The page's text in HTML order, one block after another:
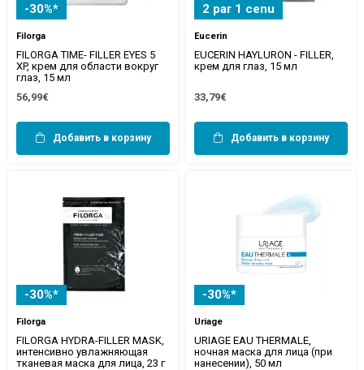
-30%*
Filorga
FILORGA TIME- FILLER EYES 5
XP, крем для области вокруг
глаз, 15 мл
56,99€
Добавить в корзину
2 par 1 cenu
Eucerin
EUCERIN HAYLURON - FILLER,
крем для глаз, 15 мл
33,79€
Добавить в корзину
-30%*
Filorga
FILORGA HYDRA-FILLER MASK,
интенсивно увлажняющая
тканевая маска для лица, 23 г
-30%*
Uriage
URIAGE EAU THERMALE,
ночная маска для лица (при
нанесении), 50 мл